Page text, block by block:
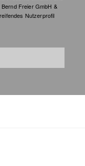
Freier GmbH &
Nutzerprofil